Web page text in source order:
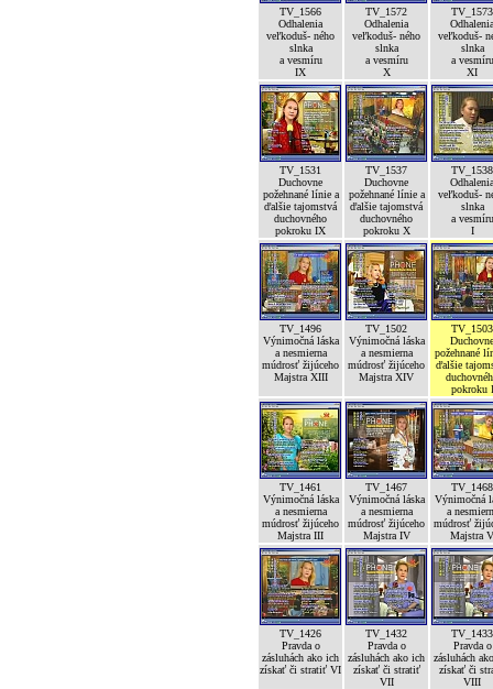
TV_1566
Odhalenia
veľkoduš- ného
slnka
a vesmíru
IX
TV_1572
Odhalenia
veľkoduš- ného
slnka
a vesmíru
X
TV_1573
Odhalenia
veľkoduš-
slnka
a vesmíru
XI
TV_1531
Duchovne
požehnané línie a
ďalšie tajomstvá
duchovného
pokroku IX
TV_1537
Duchovne
požehnané línie a
ďalšie tajomstvá
duchovného
pokroku X
TV_1538
Odhalenia
veľkoduš-
slnka
a vesmíru
I
TV_1496
Výnimočná láska
a nesmierna
múdrosť žijúceho
Majstra XIII
TV_1502
Výnimočná láska
a nesmierna
múdrosť žijúceho
Majstra XIV
TV_1503
Duchovne
požehnané
ďalšie
pokroku I
TV_1461
Výnimočná láska
a nesmierna
múdrosť žijúceho
Majstra III
TV_1467
Výnimočná láska
a nesmierna
múdrosť žijúceho
Majstra IV
TV_1468
Výnimočná
a
múdrosť
Majstra V
TV_1426
Pravda o
zásluhách ako ich
získať či stratiť VI
TV_1432
Pravda o
zásluhách ako ich
získať či stratiť
VII
TV_1433
Pravda o
zásluhách
získať či
VIII